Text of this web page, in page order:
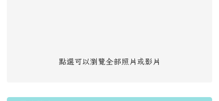
點選可以瀏覽全部照片或影片